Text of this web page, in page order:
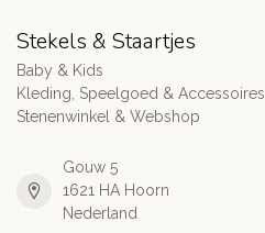
Stekels & Staartjes
Baby & Kids
Kleding, Speelgoed & Accessoires
Stenenwinkel & Webshop
Gouw 5
1621 HA Hoorn
Nederland